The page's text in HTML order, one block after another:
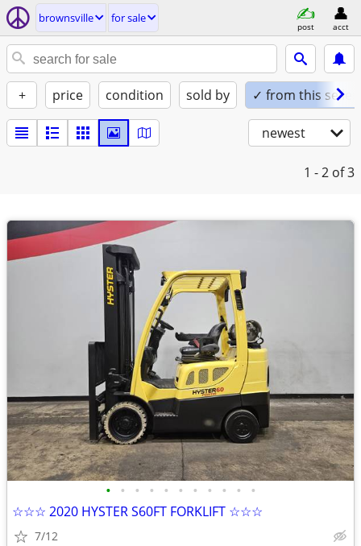
brownsville for sale
post acct
+ price condition sold by ✓ from this seller
newest
1 - 2 of 3
• • • • • • • • • • •
☆☆☆ 2020 HYSTER S60FT FORKLIFT ☆☆☆
7/12